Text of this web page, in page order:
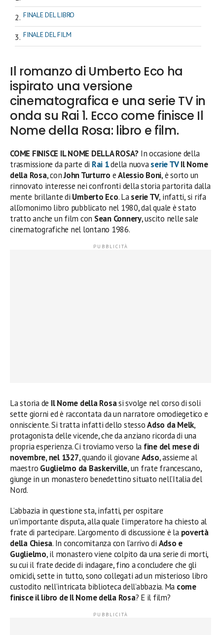
FINALE DEL LIBRO
FINALE DEL FILM
Il romanzo di Umberto Eco ha
ispirato una versione
cinematografica e una serie TV in
onda su Rai 1. Ecco come finisce Il
Nome della Rosa: libro e film.
COME FINISCE IL NOME DELLA ROSA? In occasione della
trasmissione da parte di Rai 1della nuovaserie TVIl Nome
della Rosa, conJohn Turturro eAlessio Boni, è sorto un
rinnovato interesse nei confronti della storia partorita dalla
mente brillante di Umberto Eco. Laserie TV, infatti, si rifa
all’omonimo libro pubblicato nel 1980, dal quale è stato
tratto anche un film con Sean Connery, uscito nelle sale
cinematografiche nel lontano 1986.
La storia de Il Nome della Rosasi svolge nel corso di soli
sette giorni ed è raccontata da un narratore omodiegetico e
onnisciente. Si tratta infatti dello stessoAdso da Melk,
protagonista delle vicende, che da anziano ricorda di una
propria esperienza. Ci troviamo verso la fine del mese di
novembre, nel 1327, quando il giovane Adso, assieme al
maestro Guglielmo da Baskerville, un frate francescano,
giunge in un monastero benedettino situato nell’Italia del
Nord.
L’abbazia in questione sta, infatti, per ospitare
un’importante disputa, alla quale l’imperatore ha chiesto al
frate di partecipare. L’argomento di discussione è la povertà
della Chiesa. In concomitanza con l’arrivo di Adso e
Guglielmo, il monastero viene colpito da una serie di morti,
su cui il frate decide di indagare, fino a concludere che gli
omicidi, sette in tutto, sono collegati ad un misterioso libro
custodito nell’intricata biblioteca dell’abbazia. Ma come
finisce il libro de Il Nome della Rosa? E il film?